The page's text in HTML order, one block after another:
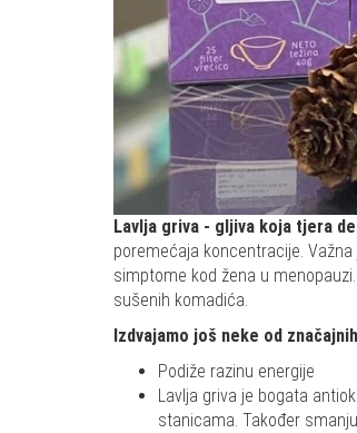
Lavlja griva - gljiva koja tjera
poremećaja koncentracije.
simptome kod žena u
sušenih komadića.
Izdvajamo još neke od
Podiže razinu energije
Lavlja griva je bogata
stanicama. Također